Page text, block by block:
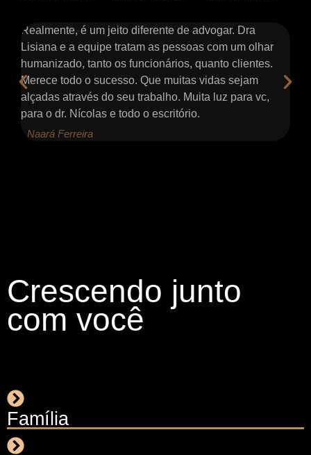
Realmente, é um jeito diferente de advogar. Dra
Lisiana e a equipe tratam as pessoas com um olhar
humanizado, tanto os funcionários, quanto clientes.
Merece todo o sucesso. Que muitas vidas sejam
alçadas através do seu trabalho. Muita luz para vc,
para o dr. Nícolas e todo o escritório.
- Naará Ferreira
Crescendo junto
com você
Família